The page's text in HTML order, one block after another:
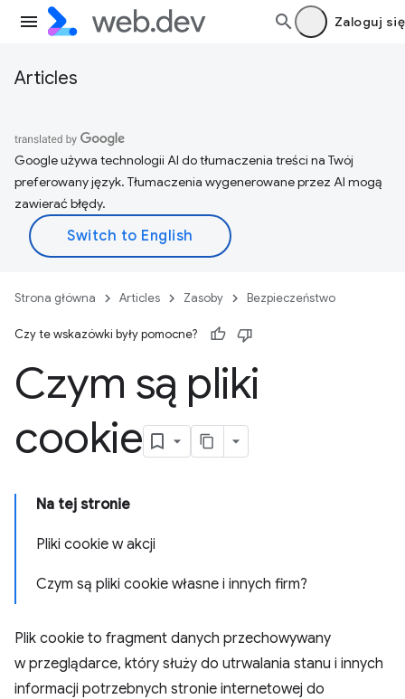
Zaloguj się
Articles
Google używa technologii AI do tłumaczenia treści na Twój
preferowany język. Tłumaczenia wygenerowane przez AI mogą
zawierać błędy.
Strona główna Articles Zasoby Bezpieczeństwo
Czy te wskazówki były pomocne?
Czym są pliki
cookie
Na tej stronie
Pliki cookie w akcji
Czym są pliki cookie własne i innych firm?
Plik cookie to fragment danych przechowywany
w przeglądarce, który służy do utrwalania stanu i innych
informacji potrzebnych stronie internetowej do